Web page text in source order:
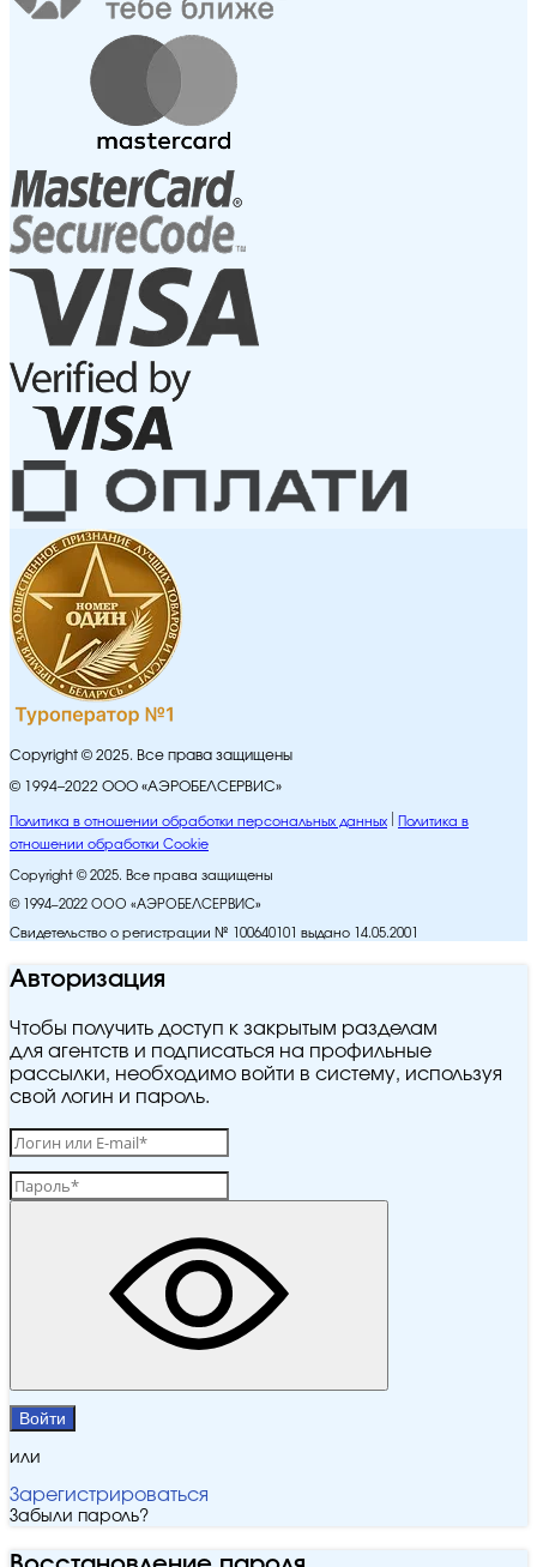
Copyright © 2025. Все права защищены
© 1994–2022 ООО «АЭРОБЕЛСЕРВИС»
Политика в отношении обработки персональных данных
Политика в
отношении обработки Cookie
Copyright © 2025. Все права защищены
© 1994–2022 ООО «АЭРОБЕЛСЕРВИС»
Свидетельство о регистрации № 100640101 выдано 14.05.2001
Авторизация
Чтобы получить доступ к закрытым разделам
для агентств и подписаться на профильные
рассылки, необходимо войти в систему, используя
свой логин и пароль.
Войти
или
Зарегистрироваться
Забыли пароль?